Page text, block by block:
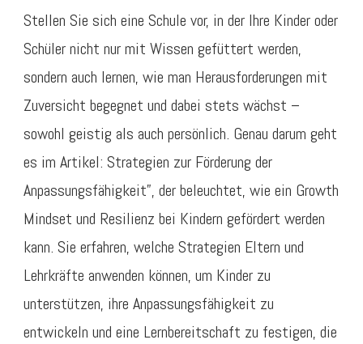
Stellen Sie sich eine Schule vor, in der Ihre Kinder oder
Schüler nicht nur mit Wissen gefüttert werden,
sondern auch lernen, wie man Herausforderungen mit
Zuversicht begegnet und dabei stets wächst –
sowohl geistig als auch persönlich. Genau darum geht
es im Artikel: Strategien zur Förderung der
Anpassungsfähigkeit”, der beleuchtet, wie ein Growth
Mindset und Resilienz bei Kindern gefördert werden
kann. Sie erfahren, welche Strategien Eltern und
Lehrkräfte anwenden können, um Kinder zu
unterstützen, ihre Anpassungsfähigkeit zu
entwickeln und eine Lernbereitschaft zu festigen, die